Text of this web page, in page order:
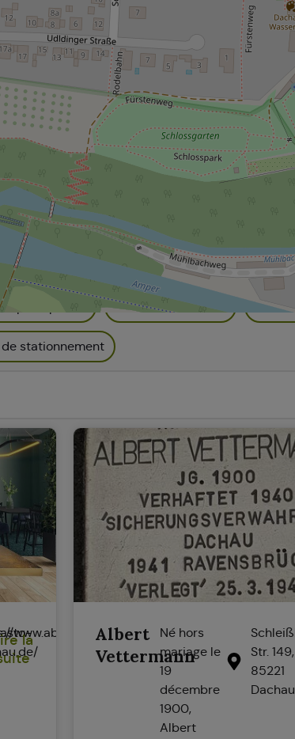
Fontaines & sculptures
et musées Vieille ville historique
public Villas d'artistes
stationnement
www.abasto-
la
Albert
Vettermann
Né hors
mariage le
19
décembre
1900,
Albert
Str. 149,
85221
Dachau